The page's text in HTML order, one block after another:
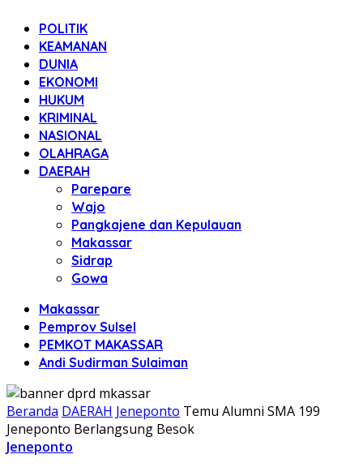
POLITIK
KEAMANAN
DUNIA
EKONOMI
HUKUM
KRIMINAL
NASIONAL
OLAHRAGA
DAERAH
Parepare
Wajo
Pangkajene dan Kepulauan
Makassar
Sidrap
Gowa
Makassar
Pemprov Sulsel
PEMKOT MAKASSAR
Andi Sudirman Sulaiman
Beranda DAERAH Jeneponto Temu Alumni SMA 199
Jeneponto Berlangsung Besok
Jeneponto